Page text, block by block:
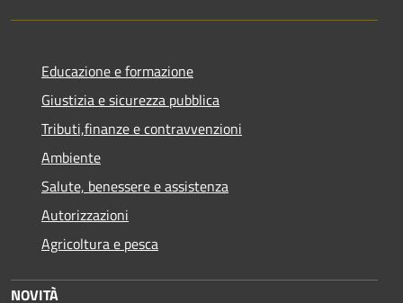
Educazione e formazione
Giustizia e sicurezza pubblica
Tributi,finanze e contravvenzioni
Ambiente
Salute, benessere e assistenza
Autorizzazioni
Agricoltura e pesca
NOVITÀ